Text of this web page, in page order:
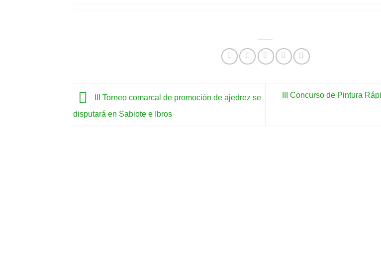
III Torneo comarcal de promoción de ajedrez se
disputará en Sabiote e Ibros
III Concurso de Pintura